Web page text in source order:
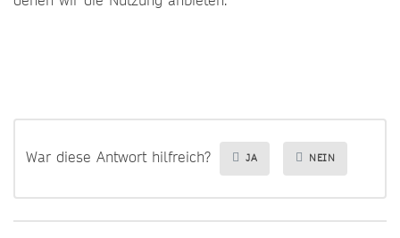
War diese Antwort hilfreich? JA NEIN